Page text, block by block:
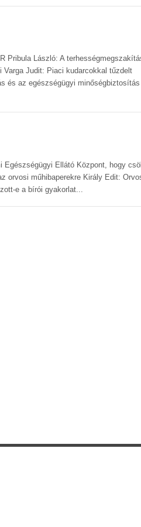
Pribula László: A
Judit: Piaci kudarcokkal tűzdelt
és az egészségügyi minőségbiztosítás
Ellátó Központ, hogy
orvosi műhibaperekre Király Edit:
e a bírói gyakorlat...